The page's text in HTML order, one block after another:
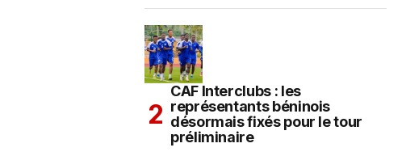
CAF Interclubs : les
représentants béninois
désormais fixés pour le tour
préliminaire